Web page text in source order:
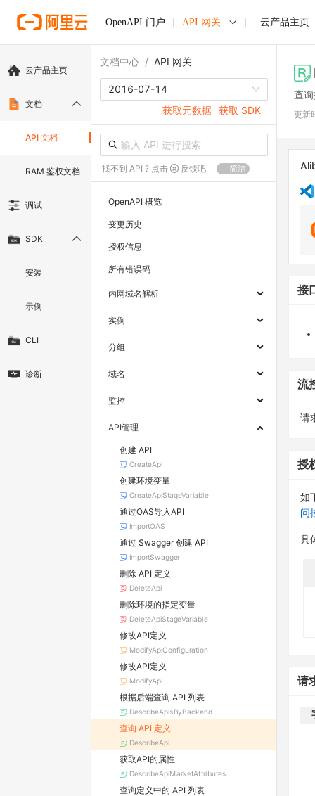
OpenAPI 门户 API 网关 云产品主页
云产品主页
文档
API 文档
RAM 鉴权文档
调试
SDK
安装
示例
CLI
诊断
文档中心 / API 网关
2016-07-14
获取元数据 获取 SDK
找不到 API ? 点击 反馈吧 简洁
OpenAPI 概览
变更历史
授权信息
所有错误码
内网域名解析
实例
分组
域名
监控
API管理
创建 API
CreateApi
创建环境变量
CreateApiStageVariable
通过OAS导入API
ImportOAS
通过 Swagger 创建 API
ImportSwagger
删除 API 定义
DeleteApi
删除环境的指定变量
DeleteApiStageVariable
修改API定义
ModifyApiConfiguration
修改API定义
ModifyApi
根据后端查询 API 列表
DescribeApisByBackend
查询 API 定义
DescribeApi
获取API的属性
DescribeApiMarketAttributes
查询定义中的 API 列表
查
更新
接
流
请
授
如
问
具
请